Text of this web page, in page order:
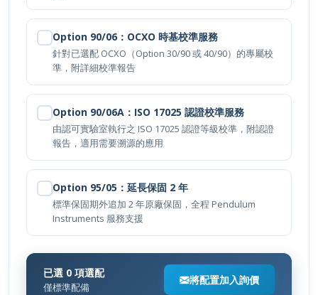
Option 90/06：OCXO 時基校準服務
針對已選配 OCXO（Option 30/90 或 40/90）的專屬校
準，附詳細校準報告
Option 90/06A：ISO 17025 認證校準服務
由認可實驗室執行之 ISO 17025 認證等級校準，附認證
報告，適用需要溯源的應用
Option 95/05：延長保固 2 年
標準保固期外追加 2 年原廠保固，全程 Pendulum
Instruments 服務支援
已選 0 項選配
僅標準配備
將配置加入詢價